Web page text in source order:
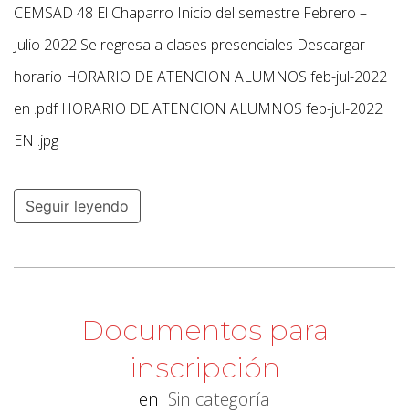
CEMSAD 48 El Chaparro Inicio del semestre Febrero –
Julio 2022 Se regresa a clases presenciales Descargar
horario HORARIO DE ATENCION ALUMNOS feb-jul-2022
en .pdf HORARIO DE ATENCION ALUMNOS feb-jul-2022
EN .jpg
Seguir leyendo
Documentos para
inscripción
en Sin categoría